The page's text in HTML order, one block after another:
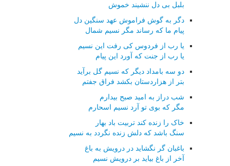
بلبل بی دل ننشیند خموش
دگر به گوش فراموش عهد سنگین دل
پیام ما که رساند مگر نسیم شمال
یا رب از فردوس کی رفت این نسیم
یا رب از جنت که آورد این پیام
دو سه بامداد دیگر که نسیم گل برآید
بتر از هزاردستان بکشد فراق جفتم
شب دراز به امید صبح بیدارم
مگر که بوی تو آرد نسیم اسحارم
خاک را زنده کند تربیت باد بهار
سنگ باشد که دلش زنده نگردد به نسیم
باغبان گر نگشاید در درویش به باغ
آخر از باغ بیاید بر درویش نسیم